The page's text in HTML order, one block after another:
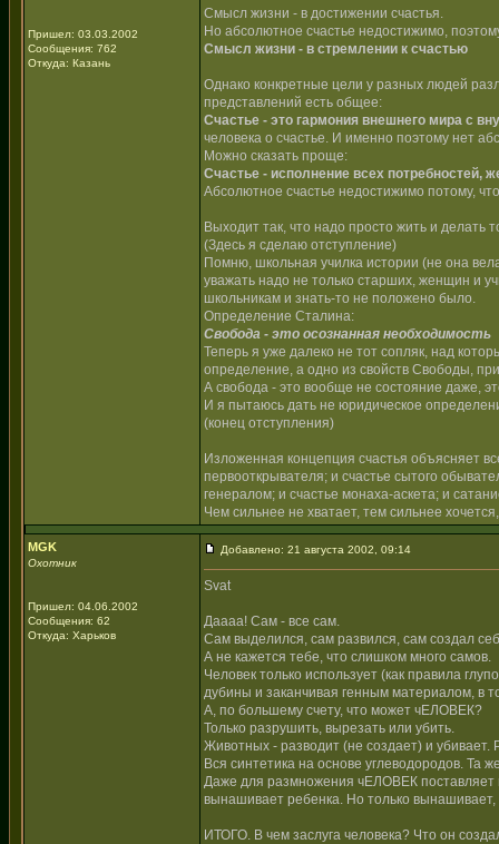
Пришел: 03.03.2002
Сообщения: 762
Откуда: Казань
Смысл жизни - в достижении счастья.
Но абсолютное счастье недостижимо,
Смысл жизни - в стремлении к счастью
Однако конкретные цели у разных людей
представлений есть общее:
Счастье - это гармония внешнего мира с
человека о счастье. И именно поэтому нет
Можно сказать проще:
Счастье - исполнение всех потребностей,
Абсолютное счастье недостижимо потому,
Выходит так, что надо просто жить и делать
(Здесь я сделаю отступление)
Помню, школьная училка истории (не она
уважать надо не только старших, женщин и
школьникам и знать-то не положено было.
Определение Сталина:
Свобода - это осознанная необходимость
Теперь я уже далеко не тот сопляк, над
определение, а одно из свойств Свободы,
А свобода - это вообще не состояние даже,
И я пытаюсь дать не юридическое
(конец отступления)
Изложенная концепция счастья объясняет
первооткрывателя; и счастье сытого
генералом; и счастье монаха-аскета; и
Чем сильнее не хватает, тем сильнее
MGK
Охотник
Пришел: 04.06.2002
Сообщения: 62
Откуда: Харьков
Добавлено: 21 августа 2002, 09:14
Svat
Даааа! Сам - все сам.
Сам выделился, сам развился, сам создал
А не кажется тебе, что слишком много самов.
Человек только использует (как правила
дубины и заканчивая генным материалом, в
А, по большему счету, что может чЕЛОВЕК?
Только разрушить, вырезать или убить.
Животных - разводит (не создает) и убивает.
Вся синтетика на основе углеводородов. Та
Даже для размножения чЕЛОВЕК поставляет
вынашивает ребенка. Но только вынашивает,
ИТОГО. В чем заслуга человека? Что он